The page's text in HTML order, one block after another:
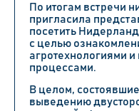
По итогам встречи
пригласила
посетить
с целью
агротехнологиями
процессами.
В целом,
выведению